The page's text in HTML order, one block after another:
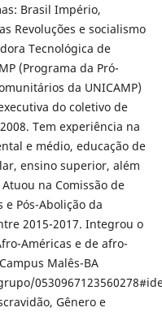
Brasil Império,
Revoluções e socialismo
Tecnológica de
(Programa da Pró-
da UNICAMP)
do coletivo de
Tem experiência na
e médio, educação de
ensino superior, além
na Comissão de
e Pós-Abolição da
2015-2017. Integrou o
Américas e de afro-
Malês-BA
Gênero e